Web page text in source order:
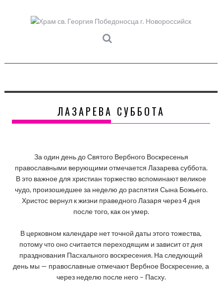
content
ЛАЗАРЕВА СУББОТА
За один день до Святого Вербного Воскресенья
православными верующими отмечается Лазарева суббота.
В это важное для христиан торжество вспоминают великое
чудо, произошедшее за неделю до распятия Сына Божьего.
Христос вернул к жизни праведного Лазаря через 4 дня
после того, как он умер.
В церковном календаре нет точной даты этого тожества,
потому что оно считается переходящим и зависит от дня
празднования Пасхального воскресения. На следующий
день мы — православные отмечают Вербное Воскресение, а
через неделю после него – Пасху.